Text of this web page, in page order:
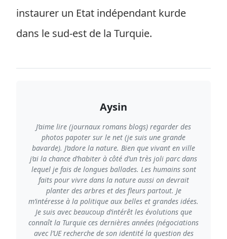
instaurer un Etat indépendant kurde
dans le sud-est de la Turquie.
Aysin
J’aime lire (journaux romans blogs) regarder des
photos papoter sur le net (je suis une grande
bavarde). J’adore la nature. Bien que vivant en ville
j’ai la chance d’habiter à côté d’un très joli parc dans
lequel je fais de longues ballades. Les humains sont
faits pour vivre dans la nature aussi on devrait
planter des arbres et des fleurs partout. Je
m’intéresse à la politique aux belles et grandes idées.
Je suis avec beaucoup d’intérêt les évolutions que
connaît la Turquie ces dernières années (négociations
avec l’UE recherche de son identité la question des